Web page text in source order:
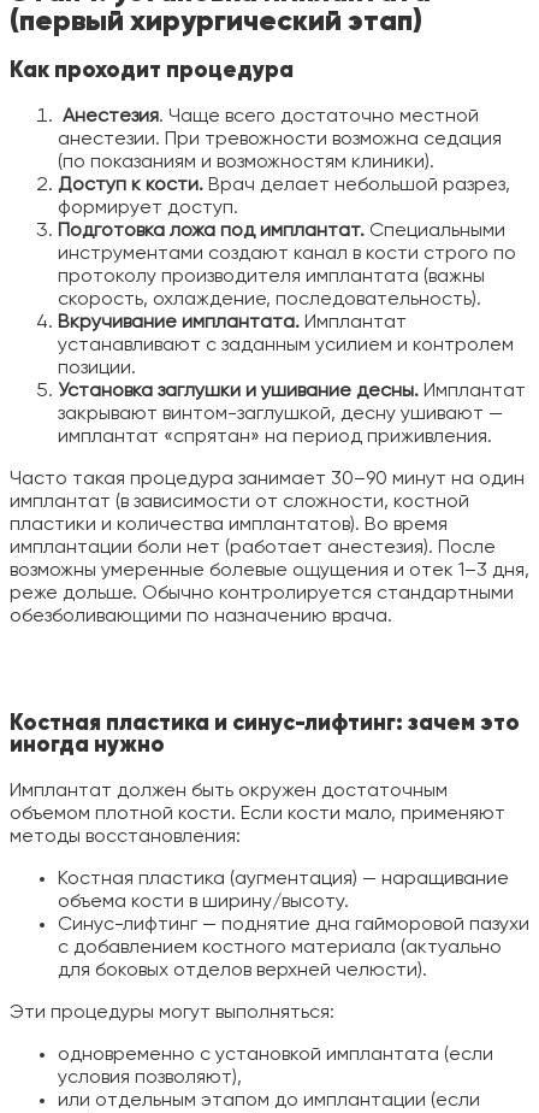
(первый хирургический этап)
Как проходит процедура
Анестезия. Чаще всего достаточно местной
анестезии. При тревожности возможна седация
(по показаниям и возможностям клиники).
Доступ к кости. Врач делает небольшой разрез,
формирует доступ.
Подготовка ложа под имплантат. Специальными
инструментами создают канал в кости строго по
протоколу производителя имплантата (важны
скорость, охлаждение, последовательность).
Вкручивание имплантата. Имплантат
устанавливают с заданным усилием и контролем
позиции.
Установка заглушки и ушивание десны. Имплантат
закрывают винтом-заглушкой, десну ушивают —
имплантат «спрятан» на период приживления.
Часто такая процедура занимает 30–90 минут на один
имплантат (в зависимости от сложности, костной
пластики и количества имплантатов). Во время
имплантации боли нет (работает анестезия). После
возможны умеренные болевые ощущения и отек 1–3 дня,
реже дольше. Обычно контролируется стандартными
обезболивающими по назначению врача.
Костная пластика и синус-лифтинг: зачем это
иногда нужно
Имплантат должен быть окружен достаточным
объемом плотной кости. Если кости мало, применяют
методы восстановления:
Костная пластика (аугментация) — наращивание
объема кости в ширину/высоту.
Синус-лифтинг — поднятие дна гайморовой пазухи
с добавлением костного материала (актуально
для боковых отделов верхней челюсти).
Эти процедуры могут выполняться:
одновременно с установкой имплантата (если
условия позволяют),
или отдельным этапом до имплантации (если